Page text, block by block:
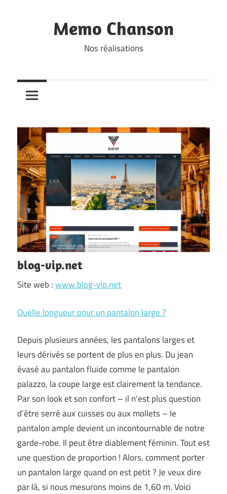
Memo Chanson
Nos réalisations
blog-vip.net
Site web :www.blog-vip.net
Quelle longueur pour un pantalon large ?
Depuis plusieurs années, les pantalons larges et
leurs dérivés se portent de plus en plus. Du jean
évasé au pantalon fluide comme le pantalon
palazzo, la coupe large est clairement la tendance.
Par son look et son confort – il n’est plus question
d’être serré aux cuisses ou aux mollets – le
pantalon ample devient un incontournable de notre
garde-robe. Il peut être diablement féminin. Tout est
une question de proportion ! Alors, comment porter
un pantalon large quand on est petit ? Je veux dire
par là, si nous mesurons moins de 1,60 m. Voici